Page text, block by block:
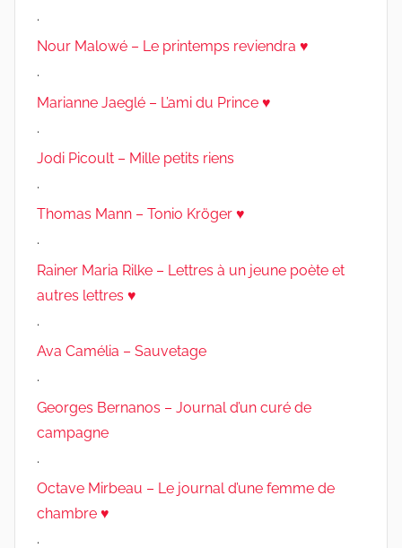
.
Nour Malowé – Le printemps reviendra ♥
.
Marianne Jaeglé – L’ami du Prince ♥
.
Jodi Picoult – Mille petits riens
.
Thomas Mann – Tonio Kröger ♥
.
Rainer Maria Rilke – Lettres à un jeune poète et
autres lettres ♥
.
Ava Camélia – Sauvetage
.
Georges Bernanos – Journal d’un curé de
campagne
.
Octave Mirbeau – Le journal d’une femme de
chambre ♥
.